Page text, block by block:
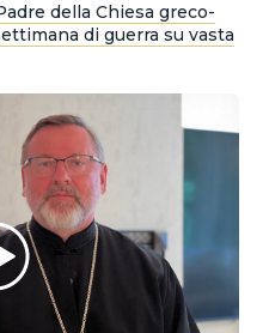
della Chiesa greco-
di guerra su vasta